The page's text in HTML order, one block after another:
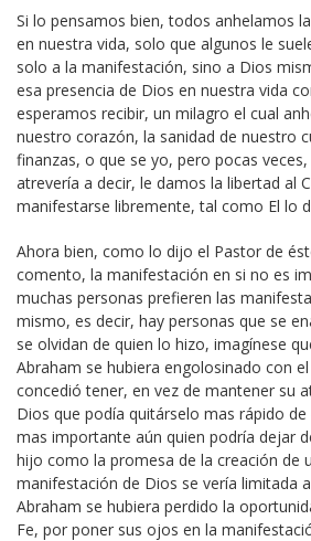
Si lo pensamos bien, todos anhelamos
en nuestra vida, solo que algunos le
solo a la manifestación, sino a Dios
esa presencia de Dios en nuestra vida
esperamos recibir, un milagro el cual
nuestro corazón, la sanidad de nuestro
finanzas, o que se yo, pero pocas
atrevería a decir, le damos la libertad al
manifestarse libremente, tal como El lo
Ahora bien, como lo dijo el Pastor de
comento, la manifestación en si no es
muchas personas prefieren las
mismo, es decir, hay personas que se
se olvidan de quien lo hizo, imagínese
Abraham se hubiera engolosinado con
concedió tener, en vez de mantener su
Dios que podía quitárselo mas rápido
mas importante aún quien podría dejar
hijo como la promesa de la creación de
manifestación de Dios se vería limitada
Abraham se hubiera perdido la
Fe, por poner sus ojos en la